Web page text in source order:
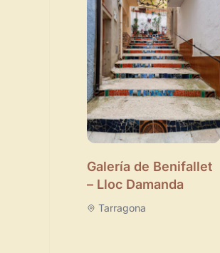
Galería de Benifallet
– Lloc Damanda
Tarragona